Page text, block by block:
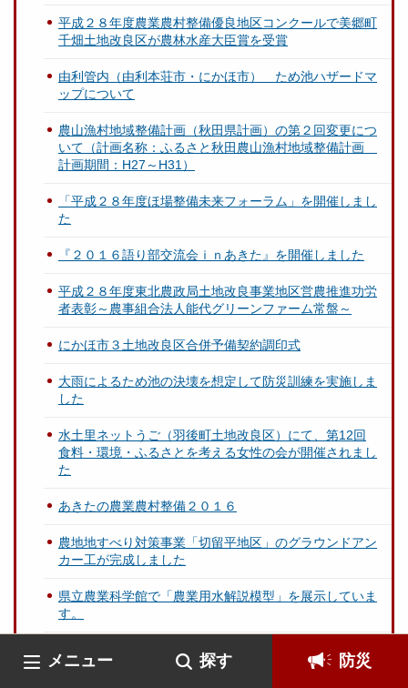
メニュー 探す 防災
平成２８年度農業農村整備優良地区コンクールで美郷町
千畑土地改良区が農林水産大臣賞を受賞
由利管内（由利本荘市・にかほ市） ため池ハザードマ
ップについて
農山漁村地域整備計画（秋田県計画）の第２回変更につ
いて（計画名称：ふるさと秋田農山漁村地域整備計画
計画期間：H27～H31）
「平成２８年度ほ場整備未来フォーラム」を開催しまし
た
『２０１６語り部交流会ｉｎあきた』を開催しました
平成２８年度東北農政局土地改良事業地区営農推進功労
者表彰～農事組合法人能代グリーンファーム常盤～
にかほ市３土地改良区合併予備契約調印式
大雨によるため池の決壊を想定して防災訓練を実施しま
した
水土里ネットうご（羽後町土地改良区）にて、第12回
食料・環境・ふるさとを考える女性の会が開催されまし
た
あきたの農業農村整備２０１６
農地地すべり対策事業「切留平地区」のグラウンドアン
カー工が完成しました
県立農業科学館で「農業用水解説模型」を展示していま
す。
秋田県土地改良事業団体連合会雄勝支部と一般社団法人
雄勝建設業協会との災害協定調印式が開催されました